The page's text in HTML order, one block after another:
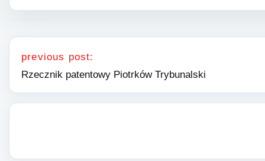
Nawigacja wpisu
previous post:
Rzecznik patentowy Piotrków Trybunalski